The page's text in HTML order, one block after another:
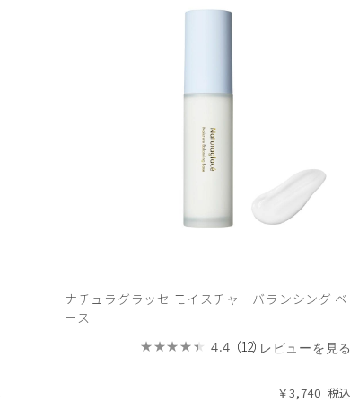
ナチュラグラッセ モイスチャーバランシング ベ
ース
4.4 （12） レビューを見る
￥3,740